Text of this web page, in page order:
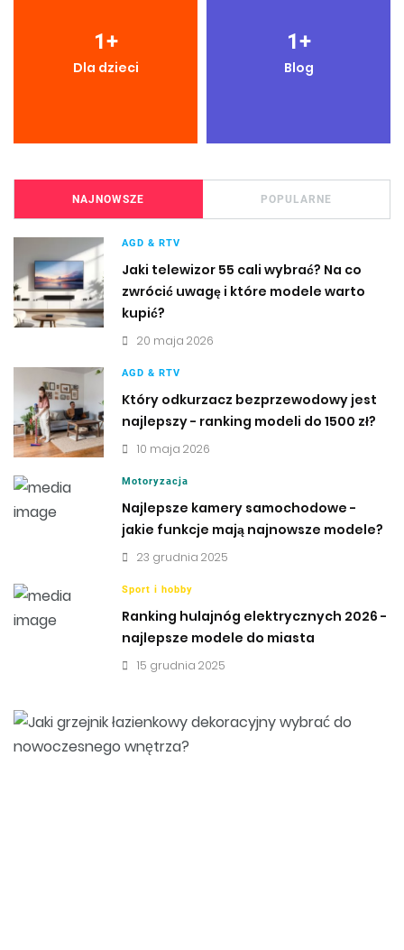
1+
Dla dzieci
1+
Blog
NAJNOWSZE POPULARNE
AGD & RTV
Jaki telewizor 55 cali wybrać? Na co
zwrócić uwagę i które modele warto
kupić?
20 maja 2026
AGD & RTV
Który odkurzacz bezprzewodowy jest
najlepszy - ranking modeli do 1500 zł?
10 maja 2026
Motoryzacja
Najlepsze kamery samochodowe -
jakie funkcje mają najnowsze modele?
23 grudnia 2025
Sport i hobby
Ranking hulajnóg elektrycznych 2026 -
najlepsze modele do miasta
15 grudnia 2025